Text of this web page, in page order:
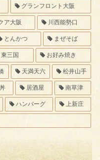
グランフロント大阪
ア大阪 川西能勢口
とんかつ まぜそば
東三国 お好み焼き
天満天六 松井山手
居酒屋 南草津
ハンバーグ 上新庄